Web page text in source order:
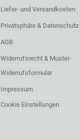
Liefer- und Versandkosten
Privatsphäre & Datenschutz
AGB
Widerrufsrecht & Muster-
Widerrufsformular
Impressum
Cookie Einstellungen